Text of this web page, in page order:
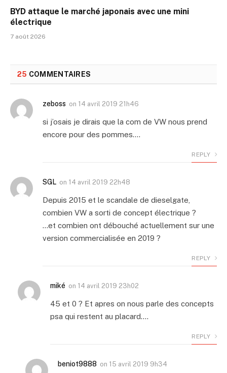
BYD attaque le marché japonais avec une mini
électrique
7 août 2026
25 COMMENTAIRES
zeboss on 14 avril 2019 21h46
si j’osais je dirais que la com de VW nous prend
encore pour des pommes….
REPLY
SGL on 14 avril 2019 22h48
Depuis 2015 et le scandale de dieselgate,
combien VW a sorti de concept électrique ?
…et combien ont débouché actuellement sur une
version commercialisée en 2019 ?
REPLY
miké on 14 avril 2019 23h02
45 et 0 ? Et apres on nous parle des concepts
psa qui restent au placard….
REPLY
beniot9888 on 15 avril 2019 9h34